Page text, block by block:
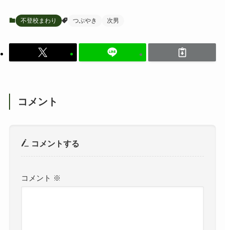
不登校まわり つぶやき 次男
コメント
コメントする
コメント ※